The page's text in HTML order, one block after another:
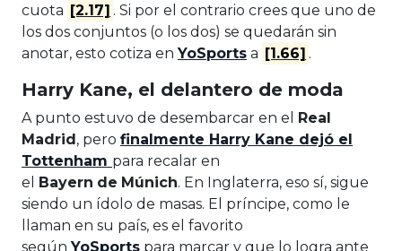
cuota [2.17] . Si por el contrario crees que uno de
los dos conjuntos (o los dos) se quedarán sin
anotar, esto cotiza enYoSports a [1.66] .
Harry Kane, el delantero de moda
A punto estuvo de desembarcar en el Real
Madrid, pero finalmente Harry Kane dejó el
Tottenham para recalar en
el Bayern de Múnich. En Inglaterra, eso sí, sigue
siendo un ídolo de masas. El príncipe, como le
llaman en su país, es el favorito
segúnYoSports para marcar y que lo logra ante